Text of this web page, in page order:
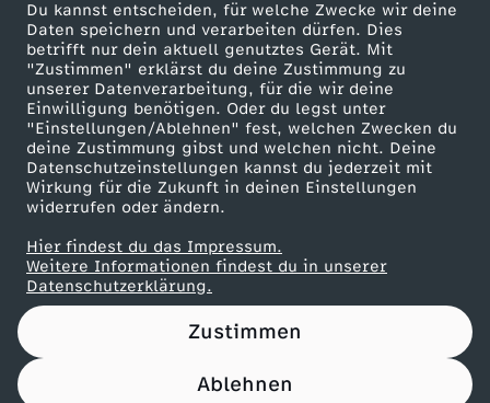
Du kannst entscheiden, für welche Zwecke wir deine
Daten speichern und verarbeiten dürfen. Dies
betrifft nur dein aktuell genutztes Gerät. Mit
"Zustimmen" erklärst du deine Zustimmung zu
unserer Datenverarbeitung, für die wir deine
Einwilligung benötigen. Oder du legst unter
"Einstellungen/Ablehnen" fest, welchen Zwecken du
deine Zustimmung gibst und welchen nicht. Deine
Datenschutzeinstellungen kannst du jederzeit mit
Wirkung für die Zukunft in deinen Einstellungen
widerrufen oder ändern.
Hier findest du das Impressum.
Weitere Informationen findest du in unserer
Datenschutzerklärung.
Zustimmen
Ablehnen
g
e
–
F
r
a
ZDF goes Schule
Werbefernsehen
Mainzelmännchen
Partner
Nutzungsbedingungen